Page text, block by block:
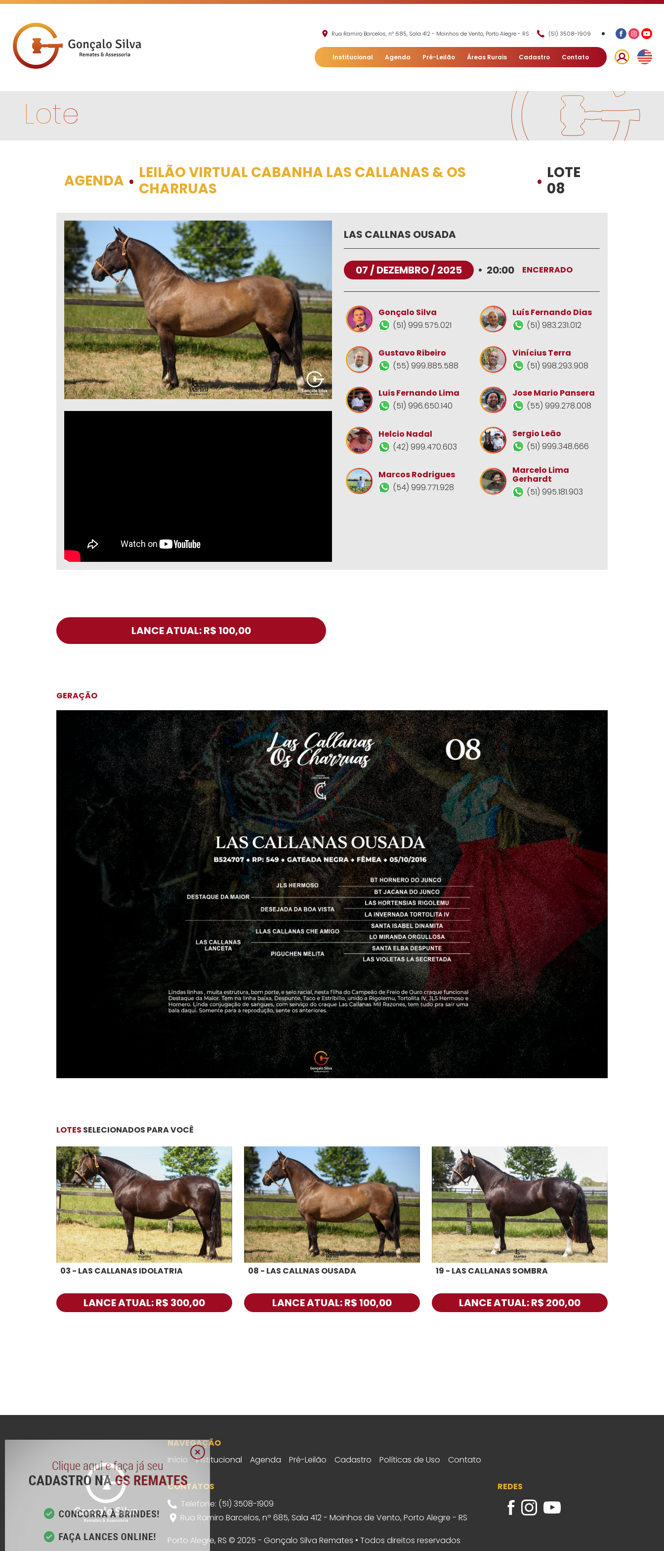
Rua Ramiro Barcelos, nº 685, Sala 412 - Moinhos de Vento, Porto Alegre - RS (51) 3508-1909 •
Institucional Agenda Pré-Leilão Áreas Rurais Cadastro Contato
Lote
AGENDA • LEILÃO VIRTUAL CABANHA LAS CALLANAS & OS
CHARRUAS
• LOTE
08
LAS CALLNAS OUSADA
07 / DEZEMBRO / 2025 • 20:00 ENCERRADO
Gonçalo Silva
(51) 999.575.021
Luís Fernando Dias
(51) 983.231.012
Gustavo Ribeiro
(55) 999.885.588
Vinícius Terra
(51) 998.293.908
Luis Fernando Lima
(51) 996.650.140
Jose Mario Pansera
(55) 999.278.008
Helcio Nadal
(42) 999.470.603
Sergio Leão
(51) 999.348.666
Marcos Rodrigues
(54) 999.771.928
Marcelo Lima
Gerhardt
(51) 995.181.903
LANCE ATUAL: R$ 100,00
GERAÇÃO
LOTES SELECIONADOS PARA VOCÊ
03 - LAS CALLANAS IDOLATRIA
LANCE ATUAL: R$ 300,00
08 - LAS CALLNAS OUSADA
LANCE ATUAL: R$ 100,00
19 - LAS CALLANAS SOMBRA
LANCE ATUAL: R$ 200,00
NAVEGAÇÃO
Início
Institucional Agenda Pré-Leilão Cadastro Políticas de Uso Contato
CONTATOS
Telefone: (51) 3508-1909
Rua Ramiro Barcelos, nº 685, Sala 412 - Moinhos de Vento, Porto Alegre - RS
Porto Alegre, RS © 2025 - Gonçalo Silva Remates • Todos direitos reservados
REDES